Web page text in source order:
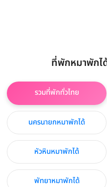
ที่พักหมาพักไ
รวมที่พักทั่วไทย
นครนายกหมาพักได้
หัวหินหมาพักได้
พัทยาหมาพักได้